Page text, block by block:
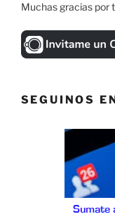
Muchas gracias por
SEGUINOS